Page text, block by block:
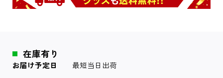
在庫有り
お届け予定日 最短当日出荷